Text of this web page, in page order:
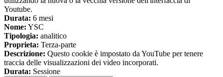
Youtube.
Durata: 6 mesi
Nome: YSC
Tipologia: analitico
Proprieta: Terza-parte
Descrizione: Questo cookie è impostato da YouTube per tenere
traccia delle visualizzazioni dei video incorporati.
Durata: Sessione